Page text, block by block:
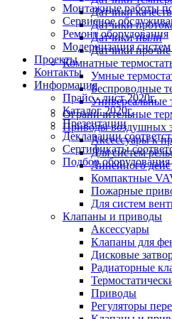
Монтажные работы
Сервисное
Ремонт оборудования
Модернизация
Проекты
Контакты
Информация
Прайс - лист 2020г.
Каталог 2020г.
Презентации
Декларации
Сертификаты
Подбор оборудования
Датчики
Датчики
Датчики пыли
Датчики прочие
Комнатные
Умные
Беспроводные
Универсальные
Ограничительные
Приводы воздушных
Аксессуары к
Для систем
Линейного
Компактные
Пожарные
Для систем
Клапаны и приводы
Аксессуары
Клапаны для
Дисковые
Радиаторные
Приводы
Регуляторы